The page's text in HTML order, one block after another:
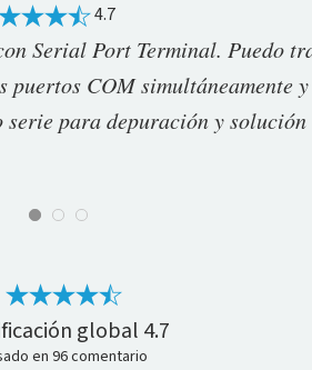
4.7
Serial Port Terminal. Puedo
puertos COM simultáneamente
para depuración y solución
global 4.7
en 96comentario